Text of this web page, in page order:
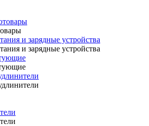
и зарядные устройства
и зарядные устройства